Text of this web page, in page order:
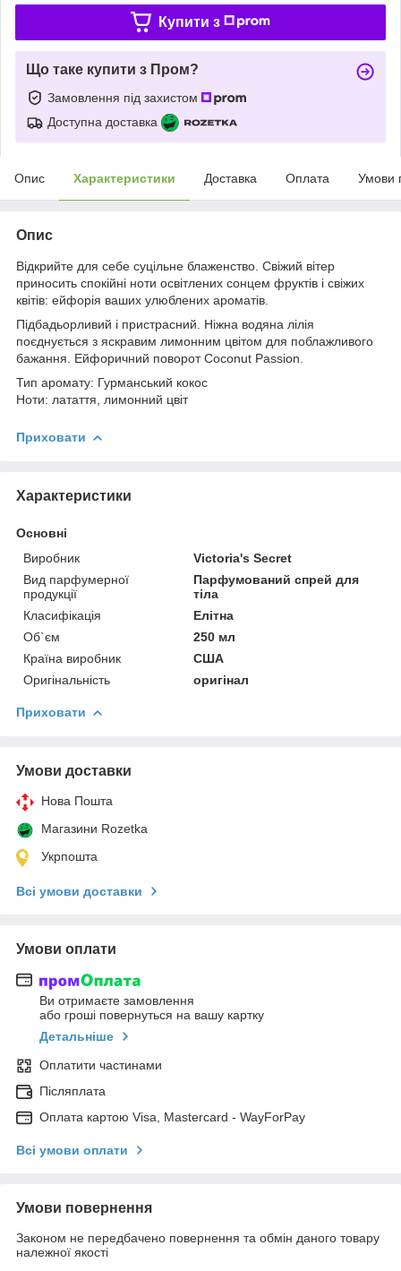
Купити з
Що таке купити з Пром?
Замовлення під захистом
Доступна доставка
Опис Характеристики Доставка Оплата Умови
Опис
Відкрийте для себе суцільне блаженство. Свіжий вітер
приносить спокійні ноти освітлених сонцем фруктів і свіжих
квітів: ейфорія ваших улюблених ароматів.
Підбадьорливий і пристрасний. Ніжна водяна лілія
поєднується з яскравим лимонним цвітом для поблажливого
бажання. Ейфоричний поворот Coconut Passion.
Тип аромату: Гурманський кокос
Ноти: латаття, лимонний цвіт
Приховати
Характеристики
Основні
Виробник
Victoria's Secret
Вид парфумерної
продукції
Парфумований спрей для
тіла
Класифікація
Елітна
Об`єм
250 мл
Країна виробник
США
Оригінальність
оригінал
Приховати
Умови доставки
Нова Пошта
Магазини Rozetka
Укрпошта
Всі умови доставки
Умови оплати
Ви отримаєте замовлення
або гроші повернуться на вашу картку
Детальніше
Оплатити частинами
Післяплата
Оплата картою Visa, Mastercard - WayForPay
Всі умови оплати
Умови повернення
Законом не передбачено повернення та обмін даного товару
належної якості